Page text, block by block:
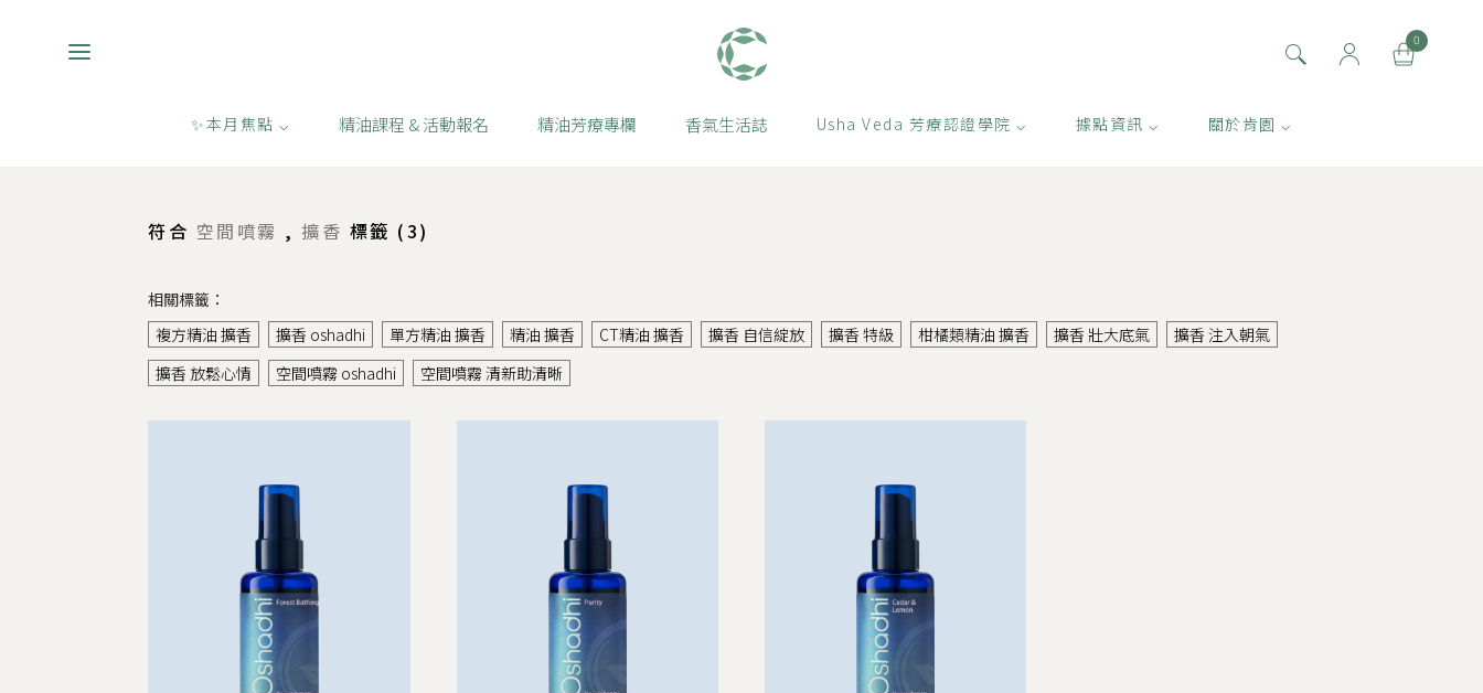
肯園 Canjune 0
✨本月焦點 ⌵ 精油課程 & 活動報名 精油芳療專欄 香氣生活誌 Usha Veda 芳療認證學院 ⌵ 據點資訊 ⌵ 關於肯園 ⌵
符合 空間噴霧 ,擴香 標籤 (3)
相關標籤：
複方精油 擴香
擴香 oshadhi 單方精油 擴香 精油 擴香 CT精油 擴香 擴香 自信綻放 擴香 特級 柑橘類精油 擴香 擴香 壯大底氣
擴香 注入朝氣
擴香 放鬆心情
空間噴霧 oshadhi 空間噴霧 清新助清晰